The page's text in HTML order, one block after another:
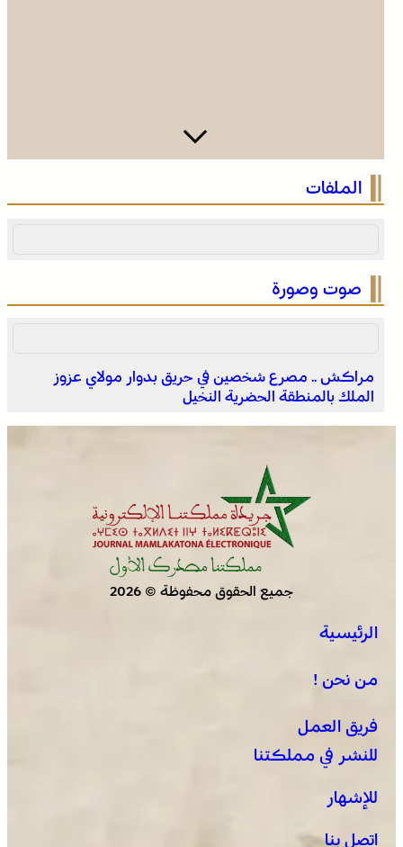
وادي زم .. مبادرة تطوعية لشباب المدينة تعيد الاعتبار لمقبرة
الشهداء بعد الحريق
وادي زم .. مبادرة تطوعية لشباب المدينة تعيد الاعتبار لمقبرة
الجديدة .. افتتاح فعاليات موسم مولاي عبد الله أمغار
الملفات
صوت وصورة
مراكش .. مصرع شخصين في حريق بدوار مولاي عزوز
الملك بالمنطقة الحضرية النخيل
جميع الحقوق محفوظة © 2026
الرئيسية
من نحن !
فريق العمل
للنشر في مملكتنا
للإشهار
اتصل بنا